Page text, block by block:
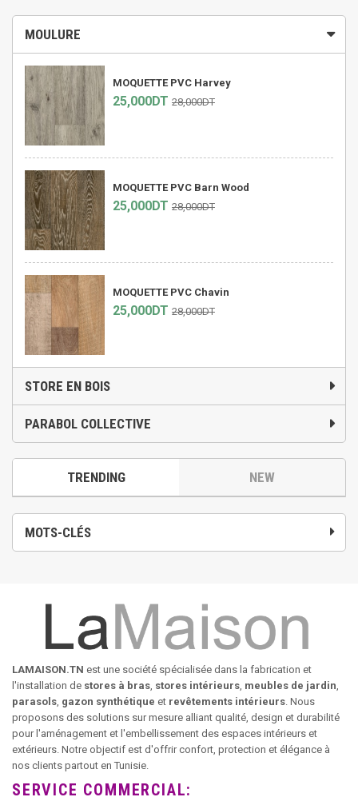
MOULURE
MOQUETTE PVC Harvey
25,000DT 28,000DT
MOQUETTE PVC Barn Wood
25,000DT 28,000DT
MOQUETTE PVC Chavin
25,000DT 28,000DT
STORE EN BOIS
PARABOL COLLECTIVE
TRENDING NEW
MOTS-CLÉS
LAMAISON.TN est une société spécialisée dans la fabrication et
l'installation de stores à bras, stores intérieurs, meubles de jardin,
parasols, gazon synthétique et revêtements intérieurs. Nous
proposons des solutions sur mesure alliant qualité, design et durabilité
pour l'aménagement et l'embellissement des espaces intérieurs et
extérieurs. Notre objectif est d'offrir confort, protection et élégance à
nos clients partout en Tunisie.
SERVICE COMMERCIAL: